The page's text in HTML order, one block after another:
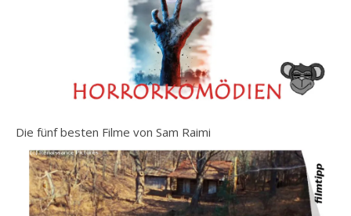
Die fünf besten Filme von Sam Raimi